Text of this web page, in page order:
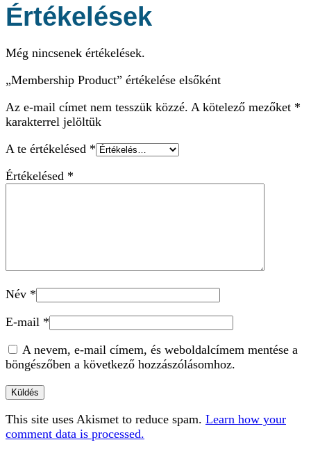
Értékelések
Még nincsenek értékelések.
„Membership Product” értékelése elsőként
Az e-mail címet nem tesszük közzé. A kötelező mezőket *
karakterrel jelöltük
A te értékelésed *
Értékelésed *
Név *
E-mail *
A nevem, e-mail címem, és weboldalcímem mentése a
böngészőben a következő hozzászólásomhoz.
This site uses Akismet to reduce spam. Learn how your
comment data is processed.